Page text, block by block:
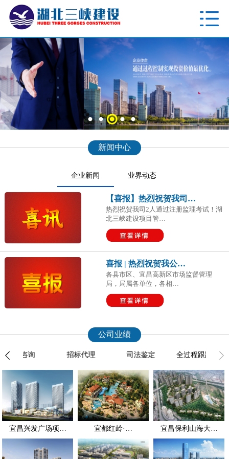
新闻中心
企业新闻 业界动态
【喜报】热烈祝贺我司…
热烈祝贺我司2人通过注册监理考试！湖
北三峡建设项目管…
喜报 | 热烈祝贺我公…
各县市区、宜昌高新区市场监督管理
局，局属各单位，各相…
公司业绩
造价咨询 招标代理 司法鉴定 全过程跟踪审计
宜昌兴发广场项… 宜都红岭·… 宜昌保利山海大…